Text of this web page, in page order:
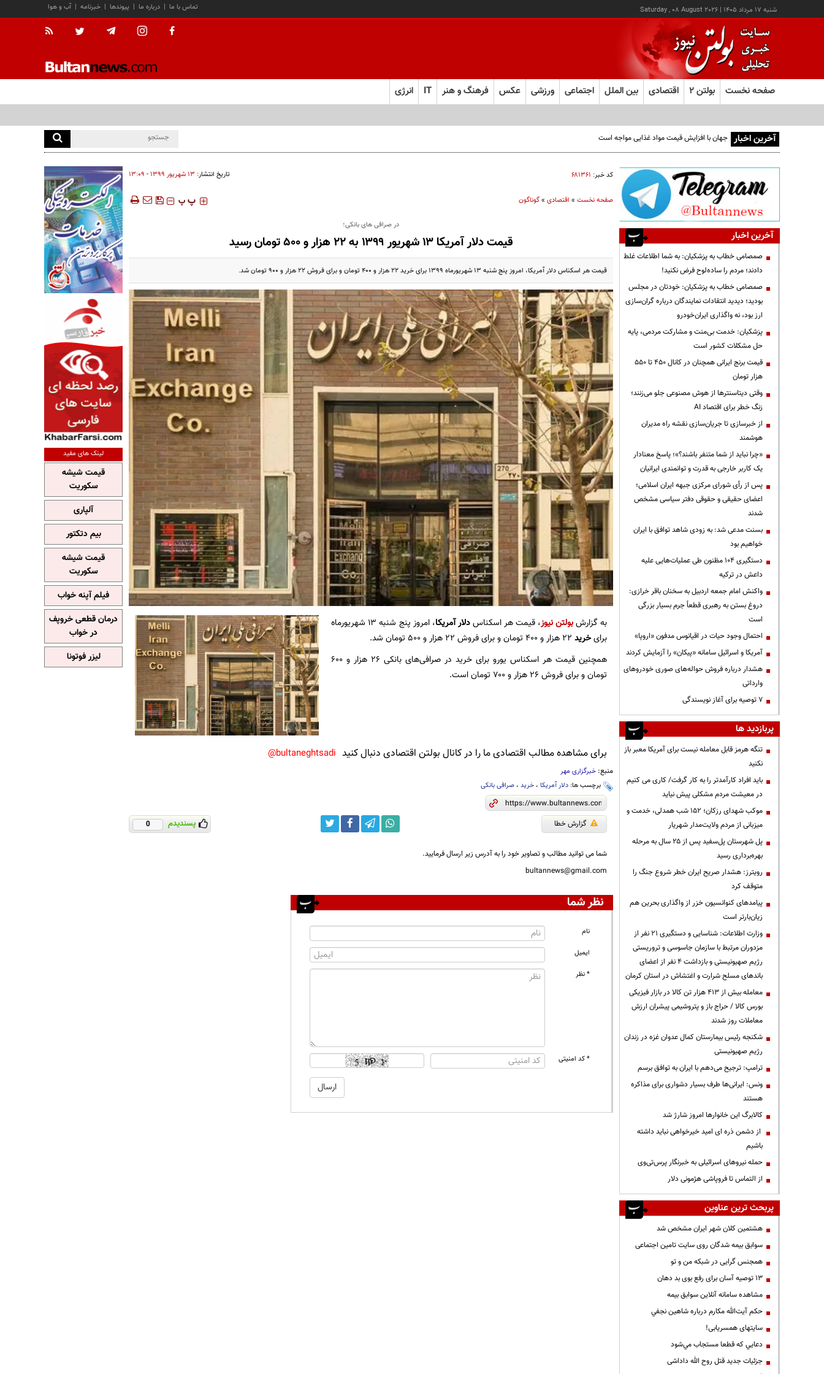
شنبه ۱۷ مرداد ۱۴۰۵ |
Saturday , 08 August 2026 آب و هوا | خبرنامه | پیوندها | درباره ما | تماس با ما
صفحه نخست بولتن ۲ اقتصادی بین الملل اجتماعی ورزشی عکس فرهنگ و هنر IT انرژی
آخرین اخبار
کد خبر: ۶۸۱۳۶۱ تاریخ انتشار: ۱۳ شهريور ۱۳۹۹ - ۱۳:۰۹
صفحه نخست» اقتصادی»گوناگون ‍‍‍ پ پ
در صرافی های بانکی؛
قیمت دلار آمریکا ۱۳ شهریور ۱۳۹۹ به ۲۲ هزار و ۵۰۰ تومان رسید
قیمت هر اسکناس دلار آمریکا، امروز پنج شنبه ۱۳ شهریورماه ۱۳۹۹ برای خرید ۲۲ هزار و ۴۰۰ تومان و برای فروش ۲۲ هزار و ۹۰۰ تومان شد.
به گزارشبولتن نیوز، قیمت هر اسکناسدلار آمریکا
، امروز پنج شنبه ۱۳ شهریورماه
برایخرید۲۲ هزار و ۴۰۰ تومان و برای فروش ۲۲ هزار و ۵۰۰ تومان شد.
همچنین قیمت هر اسکناس یورو برای خرید در صرافی‌های بانکی ۲۶ هزار و ۶۰۰
تومان و برای فروش ۲۶ هزار و ۷۰۰ تومان است.
برای مشاهده مطالب اقتصادی ما را در کانال بولتن اقتصادی دنبال کنید bultaneghtsadi@
منبع: خبرگزاری مهر
برچسب ها: دلار آمریکا، خرید، صرافی بانکی
گزارش خطا پسندیدم 0
شما می توانید مطالب و تصاویر خود را به آدرس زیر ارسال فرمایید.
bultannews@gmail.com
نظر شما
نام
ایمیل
* نظر
* کد امنیتی
آخرین اخبار
صمصامی خطاب به پزشکیان: به شما اطلاعات غلط
دادند؛ مردم را ساده‌لوح فرض نکنید!
صمصامی خطاب به پزشکیان: خودتان در مجلس
بودید؛ دیدید انتقادات نمایندگان درباره گران‌سازی
ارز بود، نه واگذاری ایران‌خودرو
پزشکیان: خدمت بی‌منت و مشارکت مردمی، پایه
حل مشکلات کشور است
قیمت‌ برنج ایرانی همچنان در کانال ۴۵۰ تا ۵۵۰
هزار تومان
وقتی دیتاسنترها از هوش مصنوعی جلو می‌زنند؛
زنگ خطر برای اقتصاد AI
از خبرسازی تا جریان‌سازی نقشه راه مدیران
هوشمند
«چرا نباید از شما متنفر باشند؟»؛ پاسخ معنادار
یک کاربر خارجی به قدرت و توانمندی ایرانیان
پس از رأی شورای مرکزی جبهه ایران اسلامی؛
اعضای حقیقی و حقوقی دفتر سیاسی مشخص
شدند
بسنت مدعی شد: به زودی شاهد توافق با ایران
خواهیم بود
دستگیری ۱۰۴ مظنون طی عملیات‌هایی علیه
داعش در ترکیه
واکنش امام جمعه اردبیل به سخنان باقر خرازی:
دروغ بستن به رهبری قطعاً جرم بسیار بزرگی
است
احتمال وجود حیات در اقیانوس مدفون «اروپا»
آمریکا و اسرائیل سامانه «پیکان» را آزمایش کردند
هشدار درباره فروش حواله‌های صوری خودروهای
وارداتی
۷ توصیه برای آغاز نویسندگی
پربازدید ها
تنگه هرمز قابل معامله نیست برای آمریکا معبر باز
نکنید
باید افراد کارآمدتر را به کار گرفت/ کاری می کنیم
در معیشت مردم مشکلی پیش نیاید
موکب شهدای رزکان؛ ۱۵۲ شب همدلی، خدمت و
میزبانی از مردم ولایت‌مدار شهریار
پل شهرستان پل‌سفید پس از ۲۵ سال به مرحله
بهره‌برداری رسید
رویترز: هشدار صریح ایران خطر شروع جنگ را
متوقف کرد
پیامدهای کنوانسیون خزر از واگذاری بحرین هم
زیان‌بارتر است
وزارت اطلاعات: شناسایی و دستگیری ۲۱ نفر از
مزدوران مرتبط با سازمان جاسوسی و تروریستی
رژیم صهیونیستی و بازداشت ۴ نفر از اعضای
باندهای مسلح شرارت و اغتشاش در استان کرمان
معامله بیش از ۴۱۳ هزار تن کالا در بازار فیزیکی
بورس کالا / حراج باز و پتروشیمی پیشران ارزش
معاملات روز شدند
شکنجه رئیس بیمارستان کمال عدوان غزه در زندان
رژیم صهیونیستی
ترامپ: ترجیح می‌دهم با ایران به توافق برسم
ونس: ایرانی‌ها طرف بسیار دشواری برای مذاکره
هستند
کالابرگ این خانوارها امروز شارژ شد
از دشمن ذره ای امید خیرخواهی نباید داشته
باشیم
حمله نیروهای اسرائیلی به خبرنگار پرس‌تی‌وی
از التماس تا فروپاشی هژمونی دلار
پربحث ترین عناوین
هشتمین کلان شهر ایران مشخص شد
سوابق بیمه شدگان روی سایت تامین اجتماعی
همجنس گرایی در شبکه من و تو
13 توصیه آسان برای رفع بوی بد دهان
مشاهده سامانه آنلاين سوابق بیمه
حكم آيت‌الله مكارم درباره شاهين نجفي
سایتهای همسریابی!
دعايي كه قطعا مستجاب مي‌شود
جزئیات جدید قتل روح الله داداشی
لینک های مفید
قیمت شیشه
سکوریت
آلپاری
بیم دتکتور
قیمت شیشه
سکوریت
فیلم آپنه خواب
درمان قطعی خروپف
در خواب
لیزر فوتونا